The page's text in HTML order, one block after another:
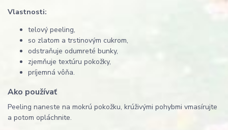
Vlastnosti:
telový peeling,
so zlatom a trstinovým cukrom,
odstraňuje odumreté bunky,
zjemňuje textúru pokožky,
príjemná vôňa.
Ako používať
Peeling naneste na mokrú pokožku, krúživými pohybmi vmasírujte
a potom opláchnite.